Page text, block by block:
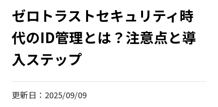
ゼロトラストセキュリティ時
代のID管理とは？注意点と導
入ステップ
更新日：2025/09/09